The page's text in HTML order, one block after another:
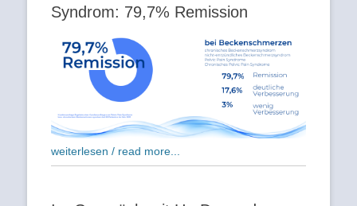
Syndrom: 79,7% Remission
weiterlesen / read more...